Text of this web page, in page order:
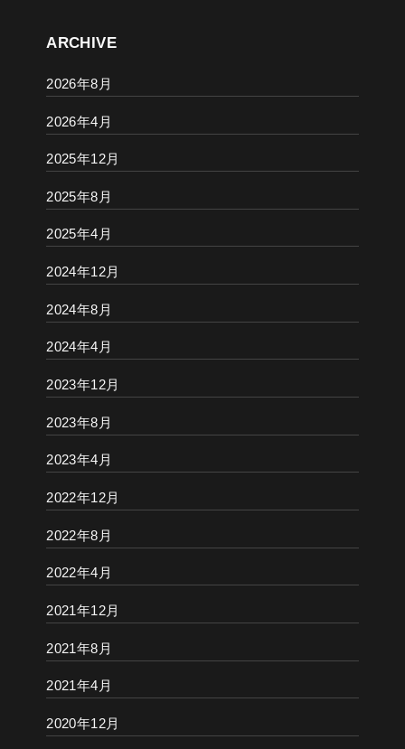
ARCHIVE
2026年8月
2026年4月
2025年12月
2025年8月
2025年4月
2024年12月
2024年8月
2024年4月
2023年12月
2023年8月
2023年4月
2022年12月
2022年8月
2022年4月
2021年12月
2021年8月
2021年4月
2020年12月